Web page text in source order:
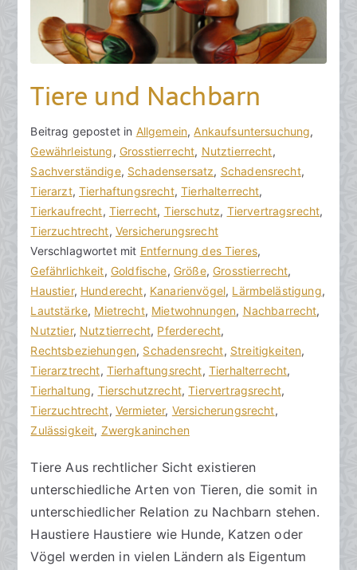
Tiere und Nachbarn
V
o
n
h
o
r
a
k
R
e
c
h
t
s
a
n
ä
l
t
e
B
e
i
t
r
a
g
v
e
r
ö
f
f
e
n
t
c
h
t
a
Beitrag gepostet in Allgemein, Ankaufsuntersuchung,
Gewährleistung, Grosstierrecht, Nutztierrecht,
Sachverständige, Schadensersatz, Schadensrecht,
Tierarzt,Tierhaftungsrecht,Tierhalterrecht,
Tierkaufrecht, Tierrecht, Tierschutz, Tiervertragsrecht,
Tierzuchtrecht, Versicherungsrecht
Verschlagwortet mit Entfernung des Tieres,
Gefährlichkeit, Goldfische, Größe, Grosstierrecht,
Haustier, Hunderecht, Kanarienvögel, Lärmbelästigung,
Lautstärke, Mietrecht, Mietwohnungen, Nachbarrecht,
Nutztier, Nutztierrecht, Pferderecht,
Rechtsbeziehungen, Schadensrecht, Streitigkeiten,
Tierarztrecht, Tierhaftungsrecht, Tierhalterrecht,
Tierhaltung, Tierschutzrecht,Tiervertragsrecht,
Tierzuchtrecht, Vermieter, Versicherungsrecht,
Zulässigkeit, Zwergkaninchen
K
e
i
n
e
K
o
m
m
e
n
t
a
r
e
zu
und
Nachbarn
Tiere Aus rechtlicher Sicht existieren
unterschiedliche Arten von Tieren, die somit in
unterschiedlicher Relation zu Nachbarn stehen.
Haustiere Haustiere wie Hunde, Katzen oder
Vögel werden in vielen Ländern als Eigentum